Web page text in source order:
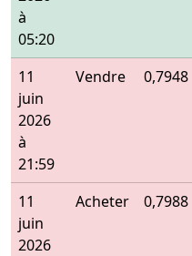
à
05:20
11
juin
2026
à
21:59
Vendre 0,7948
11
juin
2026
Acheter 0,7988